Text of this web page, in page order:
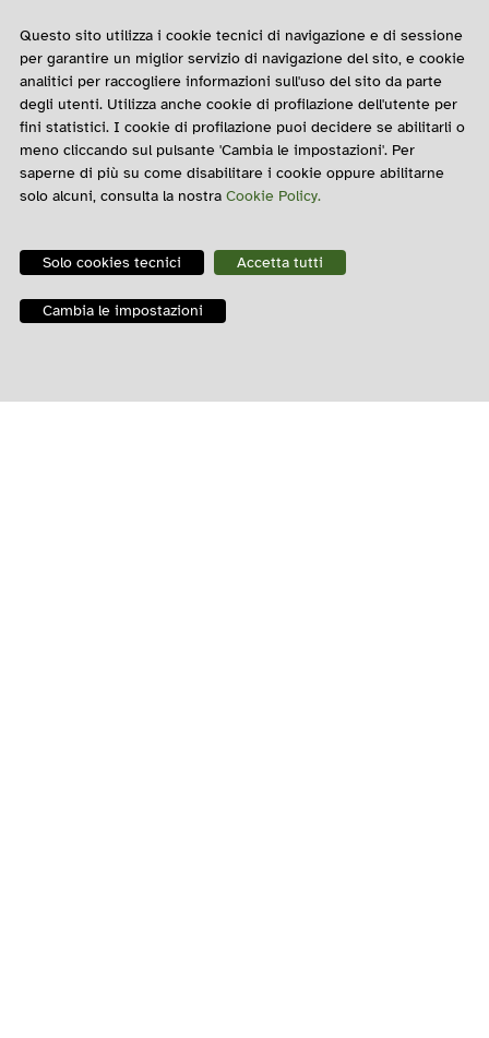
SDGs che anche l’Unione europea e l’Italia si
sono impegnati a raggiungere.
Allegati
Questo sito utilizza i cookie tecnici di navigazione e di sessione
per garantire un miglior servizio di navigazione del sito, e cookie
analitici per raccogliere informazioni sull'uso del sito da parte
degli utenti. Utilizza anche cookie di profilazione dell'utente per
fini statistici. I cookie di profilazione puoi decidere se abilitarli o
meno cliccando sul pulsante 'Cambia le impostazioni'. Per
saperne di più su come disabilitare i cookie oppure abilitarne
solo alcuni, consulta la nostra Cookie Policy.
Solo cookies tecnici Accetta tutti
Cambia le impostazioni